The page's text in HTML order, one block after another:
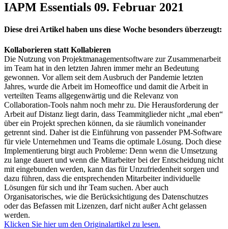
IAPM Essentials 09. Februar 2021
Diese drei Artikel haben uns diese Woche besonders überzeugt:
Kollaborieren statt Kollabieren
Die Nutzung von Projektmanagementsoftware zur Zusammenarbeit
im Team hat in den letzten Jahren immer mehr an Bedeutung
gewonnen. Vor allem seit dem Ausbruch der Pandemie letzten
Jahres, wurde die Arbeit im Homeoffice und damit die Arbeit in
verteilten Teams allgegenwärtig und die Relevanz von
Collaboration-Tools nahm noch mehr zu. Die Herausforderung der
Arbeit auf Distanz liegt darin, dass Teammitglieder nicht „mal eben“
über ein Projekt sprechen können, da sie räumlich voneinander
getrennt sind. Daher ist die Einführung von passender PM-Software
für viele Unternehmen und Teams die optimale Lösung. Doch diese
Implementierung birgt auch Probleme: Denn wenn die Umsetzung
zu lange dauert und wenn die Mitarbeiter bei der Entscheidung nicht
mit eingebunden werden, kann das für Unzufriedenheit sorgen und
dazu führen, dass die entsprechenden Mitarbeiter individuelle
Lösungen für sich und ihr Team suchen. Aber auch
Organisatorisches, wie die Berücksichtigung des Datenschutzes
oder das Befassen mit Lizenzen, darf nicht außer Acht gelassen
werden.
Klicken Sie hier um den Originalartikel zu lesen.